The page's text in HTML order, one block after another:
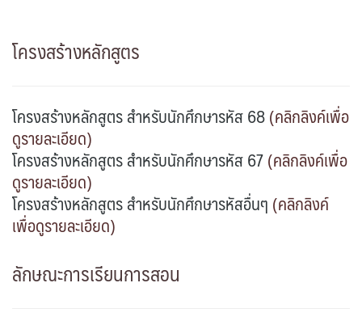
โครงสร้างหลักสูตร
โครงสร้างหลักสูตร สำหรับนักศึกษารหัส 68(คลิกลิงค์เพื่อ
ดูรายละเอียด)
โครงสร้างหลักสูตร สำหรับนักศึกษารหัส 67(คลิกลิงค์เพื่อ
ดูรายละเอียด)
โครงสร้างหลักสูตร สำหรับนักศึกษารหัสอื่นๆ (คลิกลิงค์
เพื่อดูรายละเอียด)
ลักษณะการเรียนการสอน